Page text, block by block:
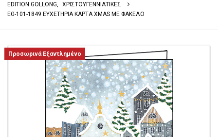
EDITION GOLLONG
ΧΡΙΣΤΟΥΓΕΝΝΙΑΤΙΚΕΣ
EG-101-1849 ΕΥΧΕΤΗΡΙΑ ΚΑΡΤΑ XMAS ΜΕ ΦΑΚΕΛΟ
Προσωρινά Εξαντλημένο